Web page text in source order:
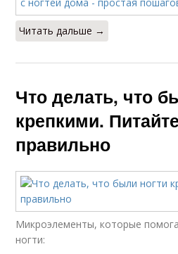
Читать дальше →
Что делать, что
крепкими.
правильно
Микроэлементы, которые
ногти: